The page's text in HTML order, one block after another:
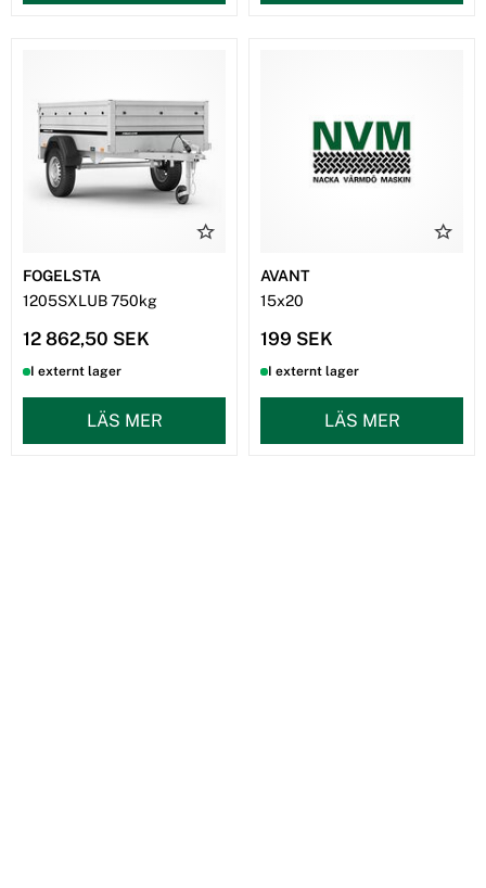
FOGELSTA
1205SXLUB 750kg
12 862,50 SEK
I externt lager
LÄS MER
AVANT
15x20
199 SEK
I externt lager
LÄS MER